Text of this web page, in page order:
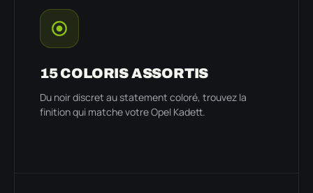
15 COLORIS ASSORTIS
Du noir discret au statement coloré, trouvez la
finition qui matche votre Opel Kadett.